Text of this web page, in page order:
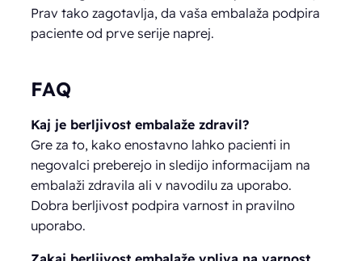
Prav tako zagotavlja, da vaša embalaža podpira
paciente od prve serije naprej.
FAQ
Kaj je berljivost embalaže zdravil?
Gre za to, kako enostavno lahko pacienti in
negovalci preberejo in sledijo informacijam na
embalaži zdravila ali v navodilu za uporabo.
Dobra berljivost podpira varnost in pravilno
uporabo.